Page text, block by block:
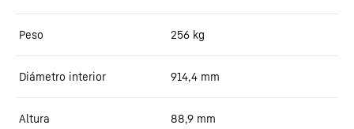
Peso 256 kg
Diámetro interior 914,4 mm
Altura 88,9 mm